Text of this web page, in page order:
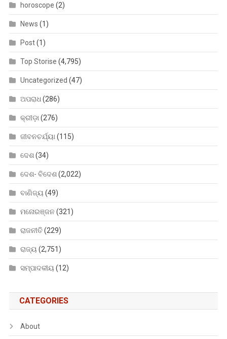
horoscope (2)
News (1)
Post(1)
Top Storise (4,795)
Uncategorized (47)
ଅପରାଧ (286)
କ୍ରୀଡ଼ା (276)
ଜୀବନଚର୍ଯ୍ୟା (115)
ଦେଶ (34)
ଦେଶ- ବିଦେଶ (2,022)
ବାଣିଜ୍ୟ (49)
ମନୋରଞ୍ଜନ (321)
ରାଜନୀତି(229)
ରାଜ୍ୟ (2,751)
ସମ୍ପାଦକୀୟ (12)
CATEGORIES
About